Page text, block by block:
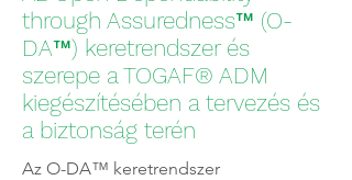
through Assuredness™ (O-
DA™) keretrendszer és
szerepe a TOGAF® ADM
kiegészítésében a tervezés és
a biztonság terén
Az O-DA™ keretrendszer